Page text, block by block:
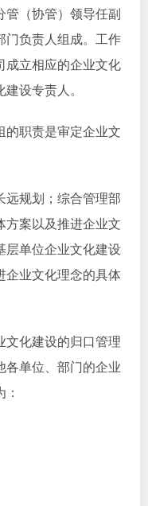
管（协管）领导任副
门负责人组成。工作
成立相应的企业文化
设专责人。
的职责是审定企业文
远规划；综合管理部
方案以及推进企业文
层单位企业文化建设
企业文化理念的具体
文化建设的归口管理
各单位、部门的企业